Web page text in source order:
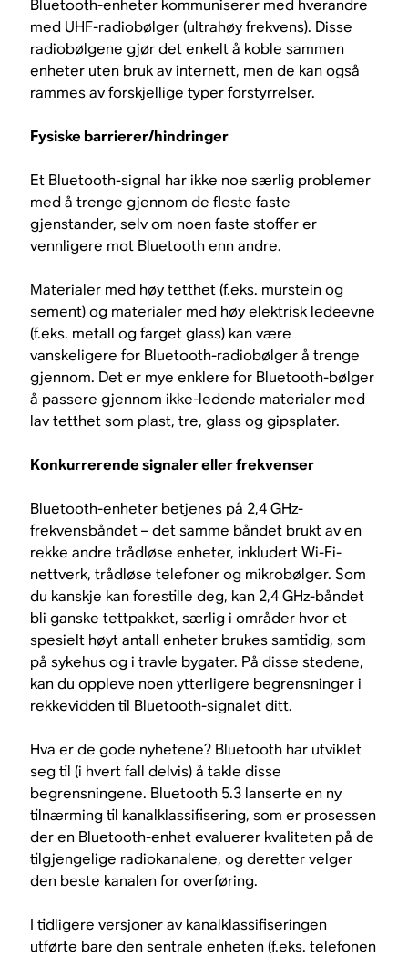
Bluetooth-enheter kommuniserer med hverandre
med UHF-radiobølger (ultrahøy frekvens). Disse
radiobølgene gjør det enkelt å koble sammen
enheter uten bruk av internett, men de kan også
rammes av forskjellige typer forstyrrelser.
Fysiske barrierer/hindringer
Et Bluetooth-signal har ikke noe særlig problemer
med å trenge gjennom de fleste faste
gjenstander, selv om noen faste stoffer er
vennligere mot Bluetooth enn andre.
Materialer med høy tetthet (f.eks. murstein og
sement) og materialer med høy elektrisk ledeevne
(f.eks. metall og farget glass) kan være
vanskeligere for Bluetooth-radiobølger å trenge
gjennom. Det er mye enklere for Bluetooth-bølger
å passere gjennom ikke-ledende materialer med
lav tetthet som plast, tre, glass og gipsplater.
Konkurrerende signaler eller frekvenser
Bluetooth-enheter betjenes på 2,4 GHz-
frekvensbåndet – det samme båndet brukt av en
rekke andre trådløse enheter, inkludert Wi-Fi-
nettverk, trådløse telefoner og mikrobølger. Som
du kanskje kan forestille deg, kan 2,4 GHz-båndet
bli ganske tettpakket, særlig i områder hvor et
spesielt høyt antall enheter brukes samtidig, som
på sykehus og i travle bygater. På disse stedene,
kan du oppleve noen ytterligere begrensninger i
rekkevidden til Bluetooth-signalet ditt.
Hva er de gode nyhetene? Bluetooth har utviklet
seg til (i hvert fall delvis) å takle disse
begrensningene. Bluetooth 5.3 lanserte en ny
tilnærming til kanalklassifisering, som er prosessen
der en Bluetooth-enhet evaluerer kvaliteten på de
tilgjengelige radiokanalene, og deretter velger
den beste kanalen for overføring.
I tidligere versjoner av kanalklassifiseringen
utførte bare densentrale enheten (f.eks. telefonen